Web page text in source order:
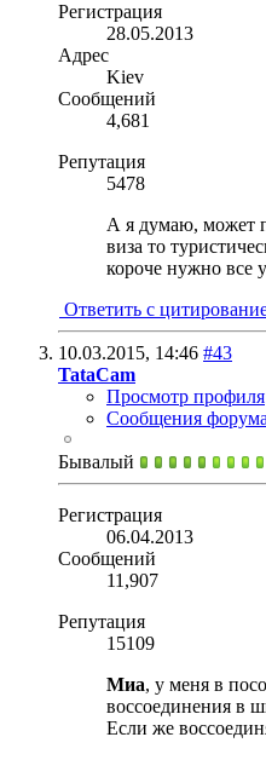
Регистрация
28.05.2013
Адрес
Kiev
Сообщений
4,681
Репутация
5478
А я думаю, может
виза то
короче нужно все
Ответить с
10.03.2015, 14:46 #43
TataCam
Просмотр профиля
Сообщения форума
Бывалый
Регистрация
06.04.2013
Сообщений
11,907
Репутация
15109
Миа, у меня в
воссоединения в
Если же